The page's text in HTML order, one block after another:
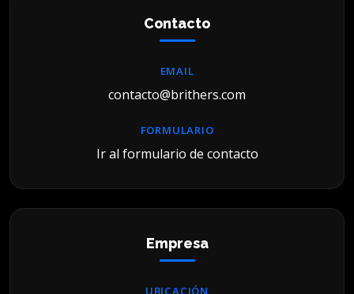
Contacto
EMAIL
contacto@brithers.com
FORMULARIO
Ir al formulario de contacto
Empresa
UBICACIÓN